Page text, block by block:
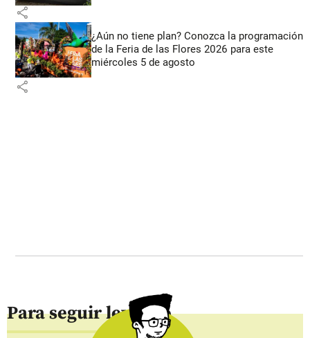
share
¿Aún no tiene plan? Conozca la programación
de la Feria de las Flores 2026 para este
miércoles 5 de agosto
share
Para seguir leyendo